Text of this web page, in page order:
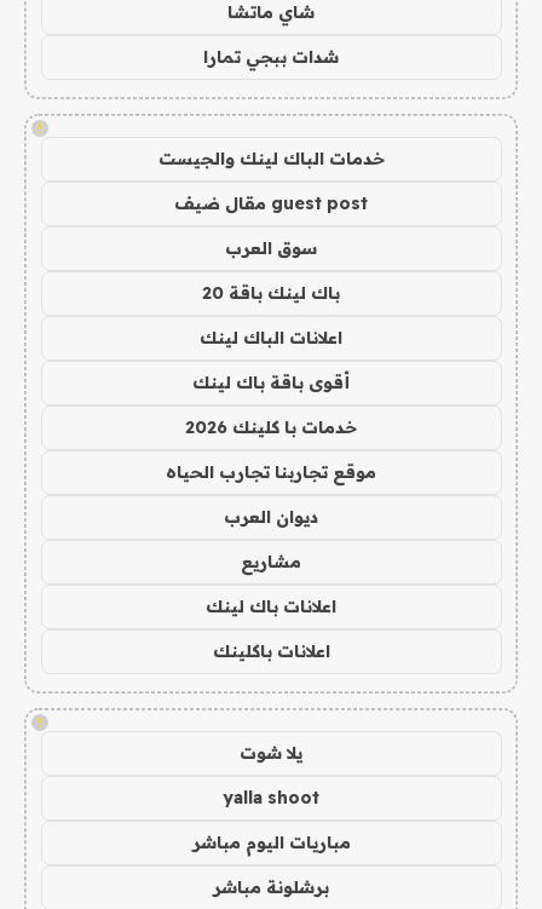
شاي ماتشا
شدات ببجي تمارا
!
خدمات الباك لينك والجيست
guest post مقال ضيف
سوق العرب
باك لينك باقة 20
اعلانات الباك لينك
أقوى باقة باك لينك
خدمات با كلينك 2026
موقع تجاربنا تجارب الحياه
ديوان العرب
مشاريع
اعلانات باك لينك
اعلانات باكلينك
!
يلا شوت
yalla shoot
مباريات اليوم مباشر
برشلونة مباشر